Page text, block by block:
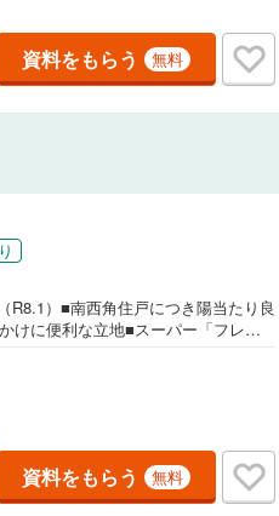
資料をもらう 無料
R8.1）■南西角住戸につき陽当たり良
けに便利な立地■スーパー「フレス
ッションフロア・全箇所クロス貼
・ガス給湯器新調・各箇所塗装・
都市立西野小学校まで徒歩約11
社が選ばれる理由 1.お金の扱い方
金計画をサポート！2.買い替えなど
さんの銀行と繋がりがあるため、
件のお引渡し後に必要になったお家
資料をもらう 無料
オール電化